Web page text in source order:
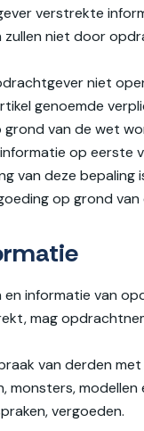
verstrekte
zullen niet door
niet
genoemde
van de wet
op
van deze
op grond
informatie van
mag
van derden
monsters,
vergoeden.